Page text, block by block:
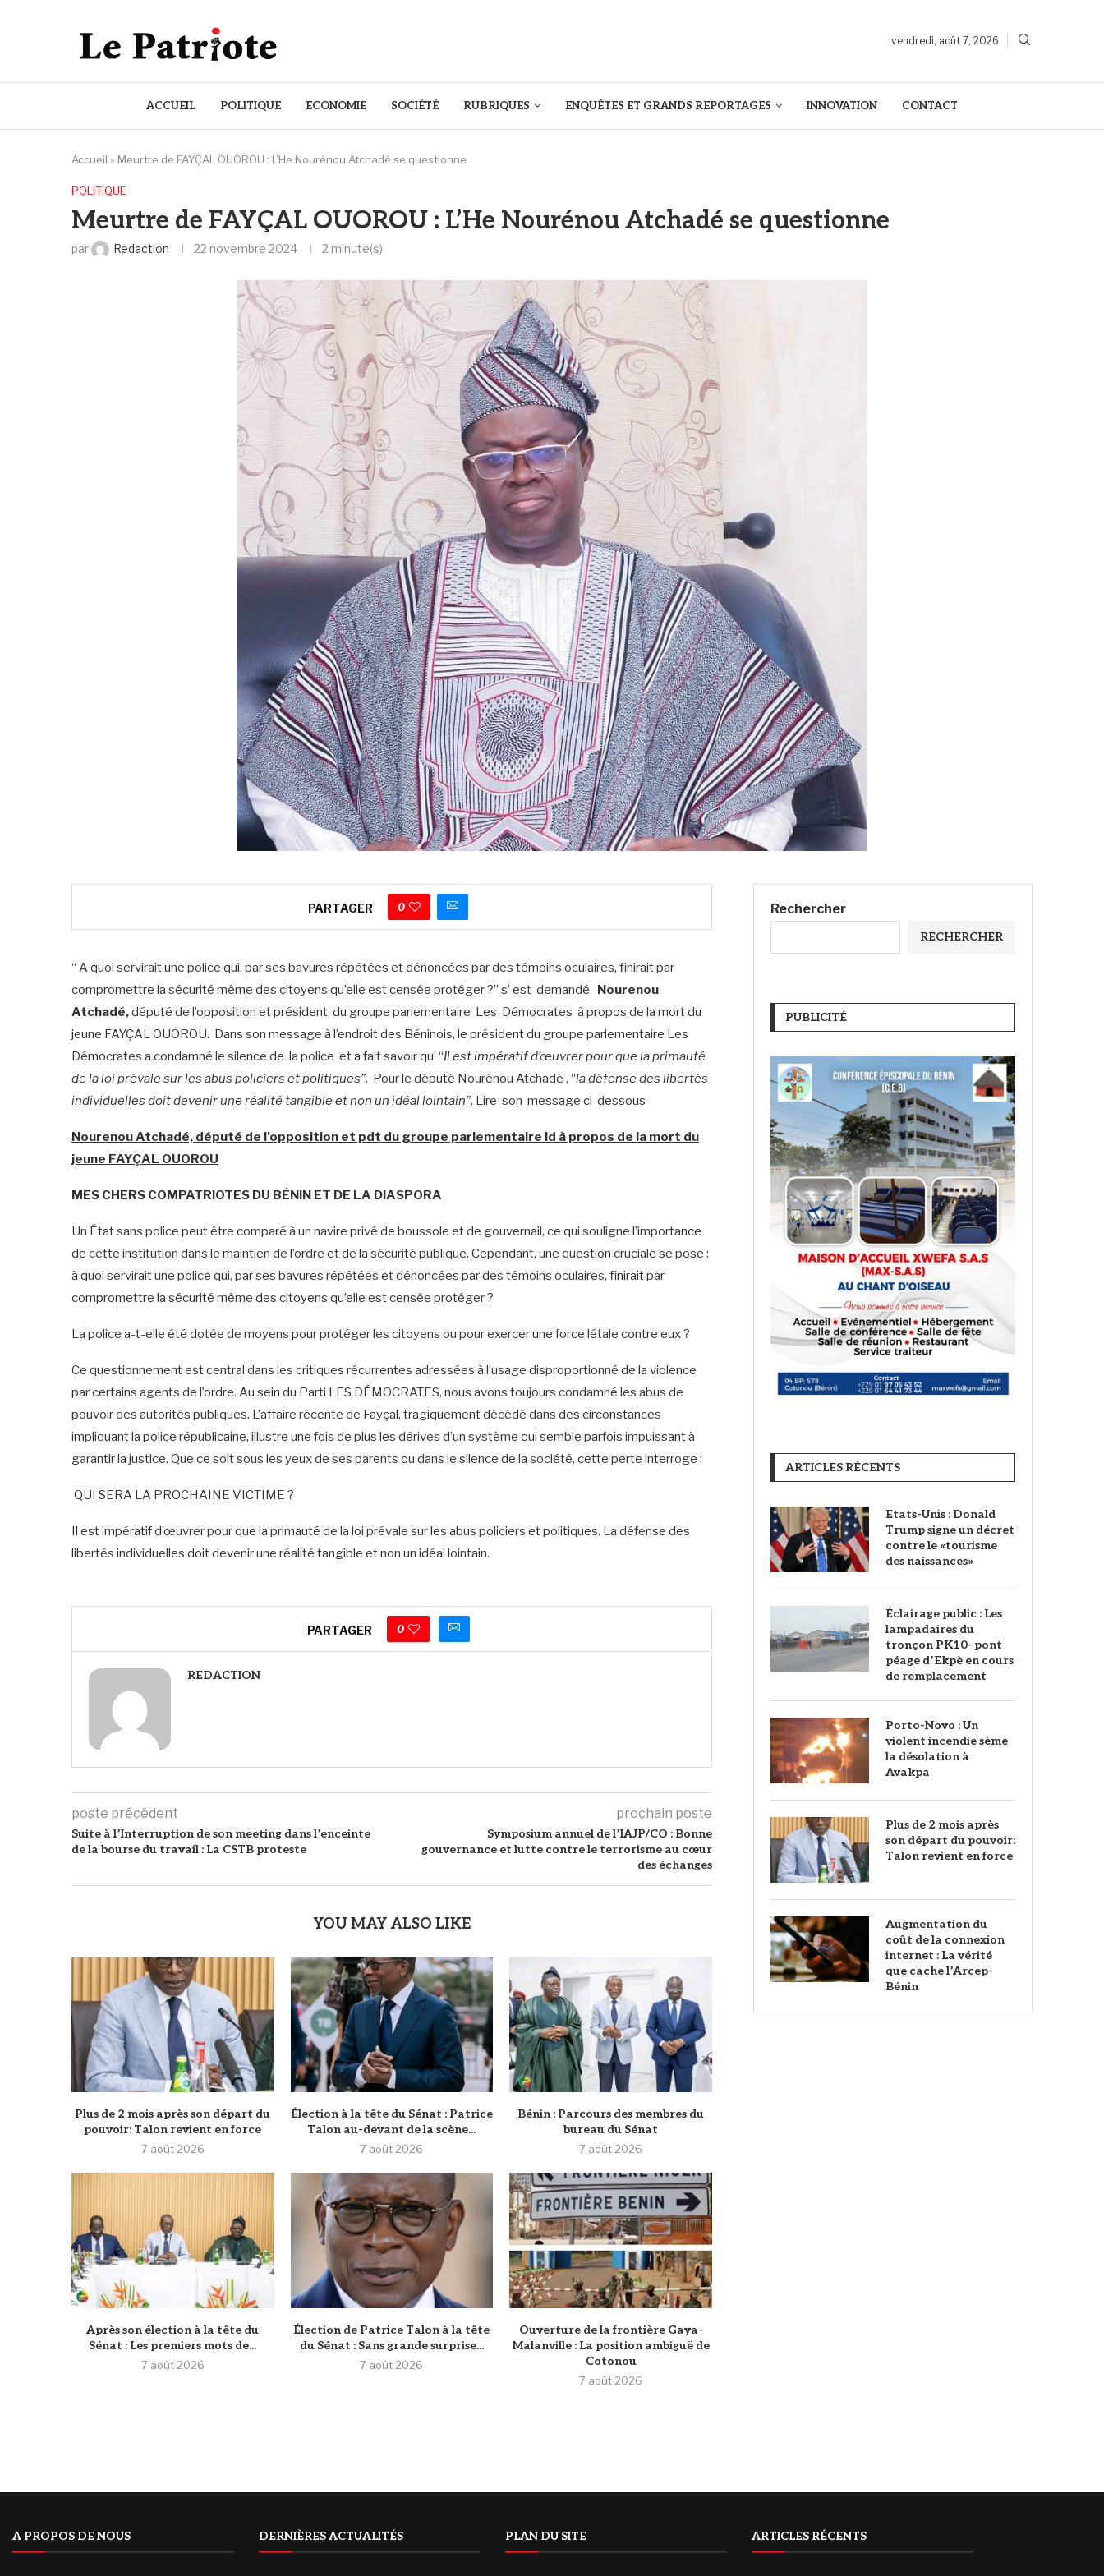
vendredi, août 7, 2026
ACCUEIL POLITIQUE ECONOMIE SOCIÉTÉ RUBRIQUES ENQUÊTES ET GRANDS REPORTAGES INNOVATION CONTACT
Accueil » Meurtre de FAYÇAL OUOROU : L’He Nourénou Atchadé se questionne
POLITIQUE
Meurtre de FAYÇAL OUOROU : L’He Nourénou Atchadé se questionne
par Redaction 22 novembre 2024 2 minute(s)
PARTAGER 0
“ A quoi servirait une police qui, par ses bavures répétées et dénoncées par des témoins oculaires, finirait par
compromettre la sécurité même des citoyens qu’elle est censée protéger ?” s’ est demandé Nourenou
Atchadé,député de l’opposition et président du groupe parlementaire Les Démocrates à propos de la mort du
jeune FAYÇAL OUOROU. Dans son message à l’endroit des Béninois, le président du groupe parlementaire Les
Démocrates a condamné le silence de la police et a fait savoir qu’ “Il est impératif d’œuvrer pour que la primauté
de la loi prévale sur les abus policiers et politiques”. Pour le député Nourénou Atchadé , “la défense des libertés
individuelles doit devenir une réalité tangible et non un idéal lointain”. Lire son message ci-dessous
Nourenou Atchadé, député de l’opposition et pdt du groupe parlementaire ld à propos de la mort du
jeune FAYÇAL OUOROU
MES CHERS COMPATRIOTES DU BÉNIN ET DE LA DIASPORA
Un État sans police peut être comparé à un navire privé de boussole et de gouvernail, ce qui souligne l’importance
de cette institution dans le maintien de l’ordre et de la sécurité publique. Cependant, une question cruciale se pose :
à quoi servirait une police qui, par ses bavures répétées et dénoncées par des témoins oculaires, finirait par
compromettre la sécurité même des citoyens qu’elle est censée protéger ?
La police a-t-elle été dotée de moyens pour protéger les citoyens ou pour exercer une force létale contre eux ?
Ce questionnement est central dans les critiques récurrentes adressées à l’usage disproportionné de la violence
par certains agents de l’ordre. Au sein du Parti LES DÉMOCRATES, nous avons toujours condamné les abus de
pouvoir des autorités publiques. L’affaire récente de Fayçal, tragiquement décédé dans des circonstances
impliquant la police républicaine, illustre une fois de plus les dérives d’un système qui semble parfois impuissant à
garantir la justice. Que ce soit sous les yeux de ses parents ou dans le silence de la société, cette perte interroge :
QUI SERA LA PROCHAINE VICTIME ?
Il est impératif d’œuvrer pour que la primauté de la loi prévale sur les abus policiers et politiques. La défense des
libertés individuelles doit devenir une réalité tangible et non un idéal lointain.
PARTAGER 0
REDACTION
poste précédent
Suite à l’Interruption de son meeting dans l’enceinte
de la bourse du travail : La CSTB proteste
prochain poste
Symposium annuel de l’IAJP/CO : Bonne
gouvernance et lutte contre le terrorisme au cœur
des échanges
YOU MAY ALSO LIKE
Plus de 2 mois après son départ du
pouvoir: Talon revient en force
7 août 2026
Élection à la tête du Sénat : Patrice
Talon au-devant de la scène...
7 août 2026
Bénin : Parcours des membres du
bureau du Sénat
7 août 2026
Après son élection à la tête du
Sénat : Les premiers mots de...
7 août 2026
Élection de Patrice Talon à la tête
du Sénat : Sans grande surprise...
7 août 2026
Ouverture de la frontière Gaya-
Malanville : La position ambiguë de
Cotonou
7 août 2026
Rechercher
RECHERCHER
PUBLICITÉ
ARTICLES RÉCENTS
Etats-Unis : Donald
Trump signe un décret
contre le «tourisme
des naissances»
‎Éclairage public : Les
lampadaires du
tronçon PK10–pont
péage d’Ekpè en cours
de remplacement
Porto-Novo : Un
violent incendie sème
la désolation à
Avakpa
Plus de 2 mois après
son départ du pouvoir:
Talon revient en force
Augmentation du
coût de la connexion
internet : La vérité
que cache l’Arcep-
Bénin
A PROPOS DE NOUS DERNIÈRES ACTUALITÉS PLAN DU SITE ARTICLES RÉCENTS